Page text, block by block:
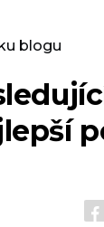
blogu